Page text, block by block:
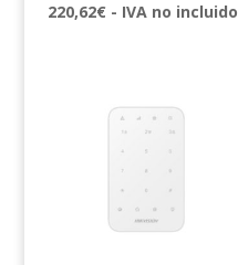
220,62€ - IVA no incluido